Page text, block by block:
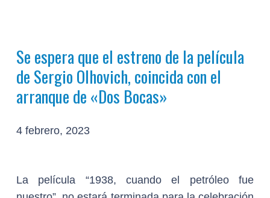
Se espera que el estreno de la película
de Sergio Olhovich, coincida con el
arranque de «Dos Bocas»
4 febrero, 2023
La película “1938, cuando el petróleo fue